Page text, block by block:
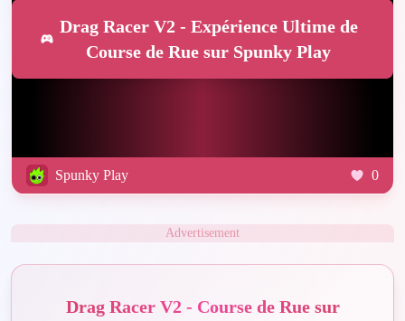
Drag Racer V2 - Expérience Ultime de
Course de Rue sur Spunky Play
Spunky Play 0
Advertisement
Drag Racer V2 - Course de Rue sur